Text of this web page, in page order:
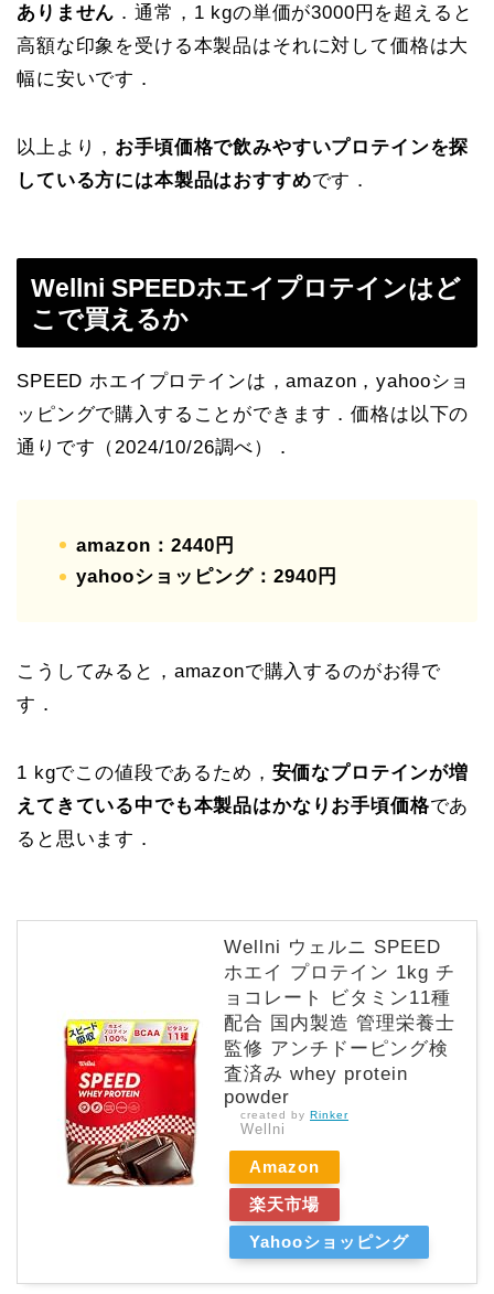
ありません ．通常，1 kgの単価が3000円を超えると
高額な印象を受ける本製品はそれに対して価格は大
幅に安いです．
以上より， お手頃価格で飲みやすいプロテインを探
している方には本製品はおすすめです．
Wellni SPEEDホエイプロテインはど
こで買えるか
SPEED ホエイプロテインは，amazon，yahooショ
ッピングで購入することができます．価格は以下の
通りです（2024/10/26調べ）．
amazon：2440円
yahooショッピング：2940円
こうしてみると，amazonで購入するのがお得で
す．
1 kgでこの値段であるため， 安価なプロテインが増
えてきている中でも本製品はかなりお手頃価格であ
ると思います．
Wellni ウェルニ SPEED
ホエイ プロテイン 1kg チ
ョコレート ビタミン11種
配合 国内製造 管理栄養士
監修 アンチドーピング検
査済み whey protein
powder
created by Rinker
Wellni
Amazon
楽天市場
Yahooショッピング